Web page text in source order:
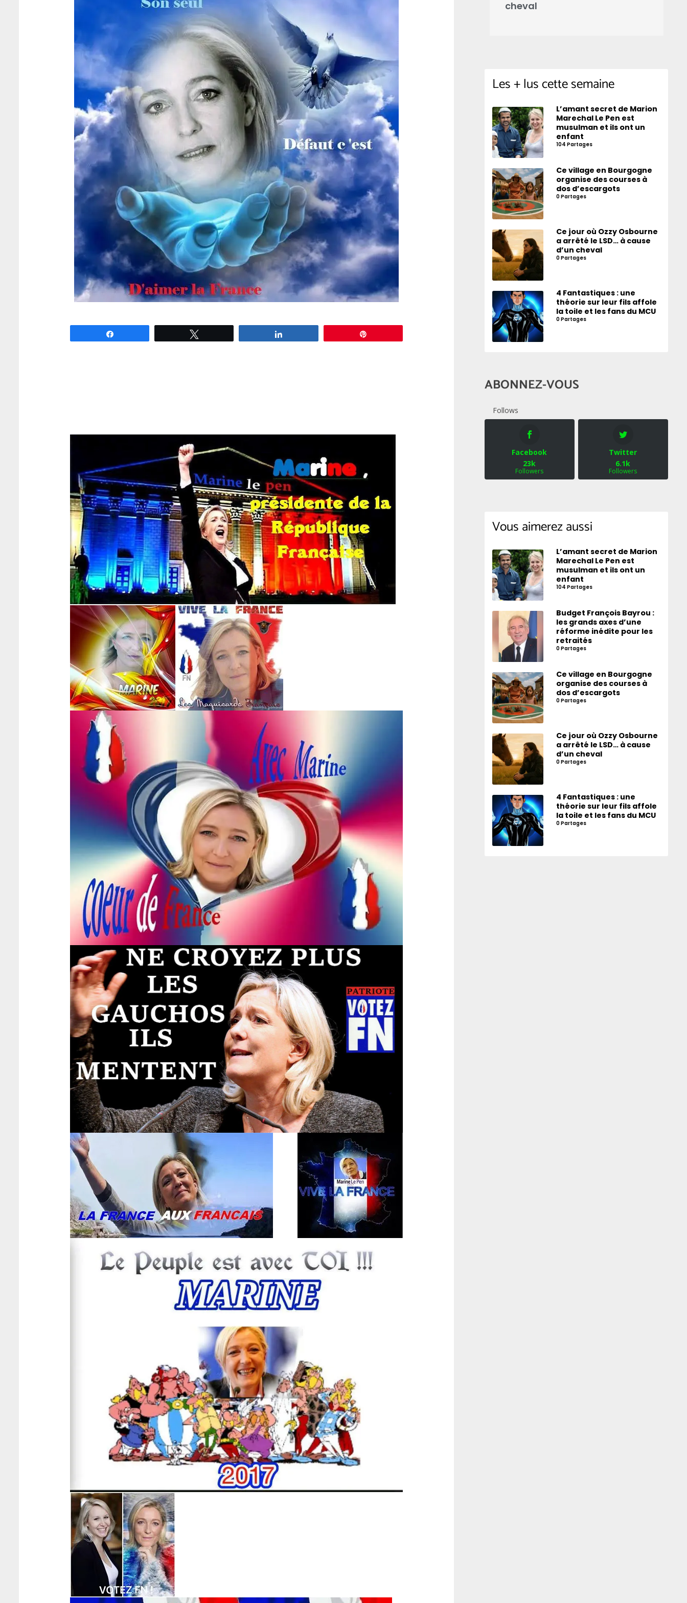
d’escargots
Les + lus cette semaine
L’amant secret de Marion
Marechal Le Pen est
musulman et ils ont un
enfant
104 Partages
Ce village en Bourgogne
organise des courses à
dos d’escargots
0 Partages
Ce jour où Ozzy Osbourne
a arrêté le LSD… à cause
d’un cheval
0 Partages
4 Fantastiques : une
théorie sur leur fils affole
la toile et les fans du MCU
0 Partages
ABONNEZ-VOUS
Follows
Facebook
23k
Followers
Twitter
6.1k
Followers
Vous aimerez aussi
L’amant secret de Marion
Marechal Le Pen est
musulman et ils ont un
enfant
104 Partages
Budget François Bayrou :
les grands axes d’une
réforme inédite pour les
retraités
0 Partages
Ce village en Bourgogne
organise des courses à
dos d’escargots
0 Partages
Ce jour où Ozzy Osbourne
a arrêté le LSD… à cause
d’un cheval
0 Partages
4 Fantastiques : une
théorie sur leur fils affole
la toile et les fans du MCU
0 Partages